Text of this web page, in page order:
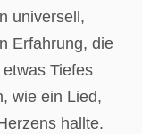
universell,
Erfahrung, die
Tiefes
wie ein Lied,
hallte.